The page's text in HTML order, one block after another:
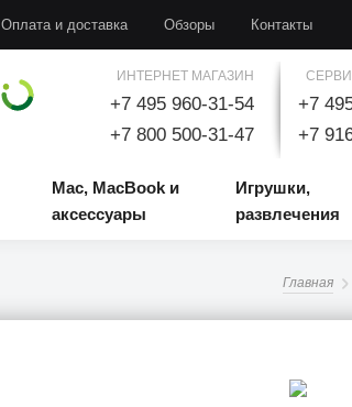
Оплата и доставка Обзоры Контакты
ИНТЕРНЕТ МАГАЗИН
+7 495 960-31-54
+7 800 500-31-47
+7
+7
Mac, MacBook и
аксессуары
Игрушки,
развлечения
Главная